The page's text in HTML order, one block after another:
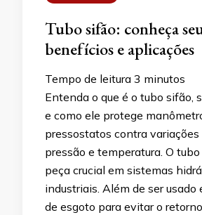
Tubo sifão: conheça
benefícios e aplicações
Tempo de leitura 3 minutos
Entenda o que é o tubo sifão,
e como ele protege
pressostatos contra variações
pressão e temperatura. O
peça crucial em sistemas
industriais. Além de ser usado
de esgoto para evitar o